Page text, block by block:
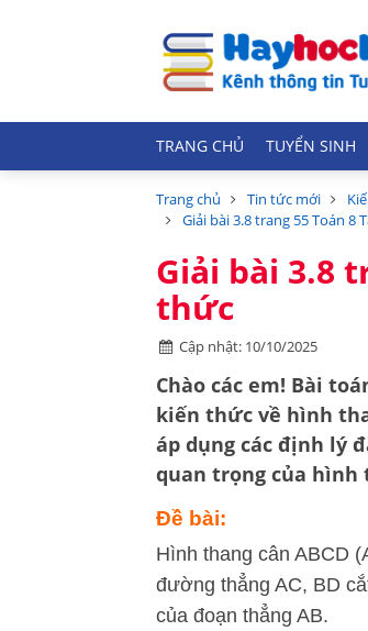
TRANG CHỦ TUYỂN SINH
Trang chủ Tin tức mới
Giải bài 3.8 trang 55 Toán 8
Giải bài 3.8
thức
Cập nhật: 10/10/2025
Chào các em! Bài
kiến thức về hình
áp dụng các định lý
quan trọng của hình
Đề bài:
Hình thang cân ABCD
đường thẳng AC, BD
của đoạn thẳng AB.